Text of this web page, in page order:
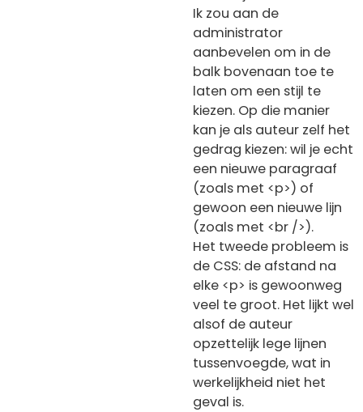
Ik zou aan de
administrator
aanbevelen om in de
balk bovenaan toe te
laten om een stijl te
kiezen. Op die manier
kan je als auteur zelf het
gedrag kiezen: wil je echt
een nieuwe paragraaf
(zoals met <p>) of
gewoon een nieuwe lijn
(zoals met <br />).
Het tweede probleem is
de CSS: de afstand na
elke <p> is gewoonweg
veel te groot. Het lijkt wel
alsof de auteur
opzettelijk lege lijnen
tussenvoegde, wat in
werkelijkheid niet het
geval is.